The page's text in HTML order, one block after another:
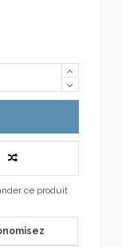
ce produit